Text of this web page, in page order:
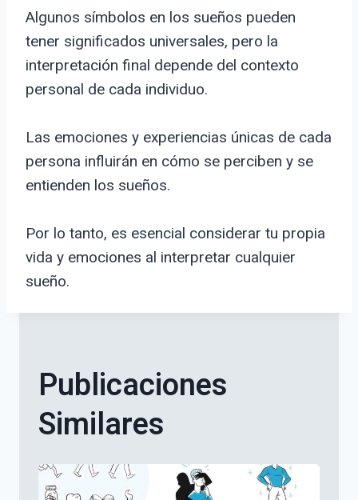
Algunos símbolos en los sueños pueden
tener significados universales, pero la
interpretación final depende del contexto
personal de cada individuo.
Las emociones y experiencias únicas de cada
persona influirán en cómo se perciben y se
entienden los sueños.
Por lo tanto, es esencial considerar tu propia
vida y emociones al interpretar cualquier
sueño.
Publicaciones
Similares